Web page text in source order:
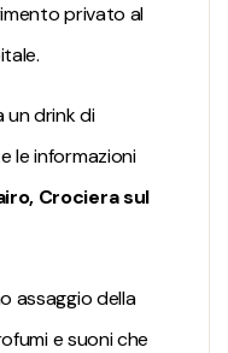
privato al
un drink di
le informazioni
Crociera sul
assaggio della
e suoni che